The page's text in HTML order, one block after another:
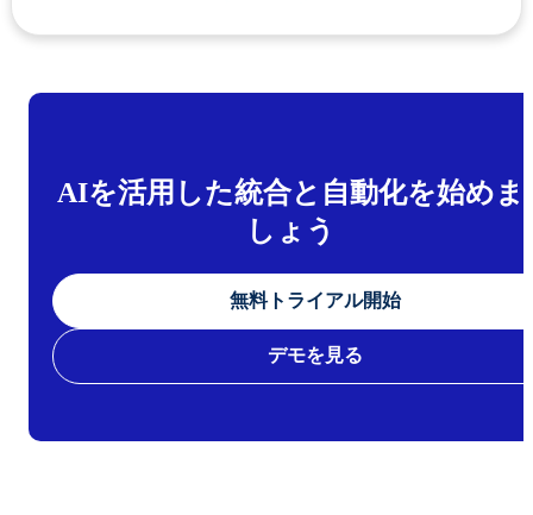
AIを活用した統合と自動化を始めま
しょう
無料トライアル開始
デモを見る